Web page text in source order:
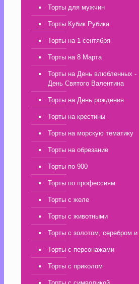
Торты для мужчин
Торты Кубик Рубика
Торты на 1 сентября
Торты на 8 Марта
Торты на День влюбленных -
День Святого Валентина
Торты на День рождения
Торты на крестины
Торты на морскую тематику
Торты на обрезание
Торты по 900
Торты по профессиям
Торты с желе
Торты с животными
Торты с золотом, серебром и
Торты с персонажами
Торты с приколом